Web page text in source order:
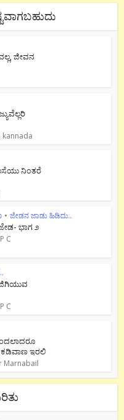
ಜೀವನ
ನಿಂತರೆ
• ಜೇಡನ ಜಾಡು ಹಿಡಿದು..
ಭಾಗ ೨
C
C
ಕಡಿವಾಣ ಇರಲಿ
Marnabail